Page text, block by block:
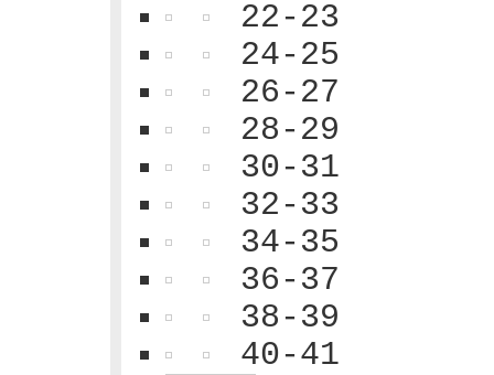
22-23
24-25
26-27
28-29
30-31
32-33
34-35
36-37
38-39
40-41